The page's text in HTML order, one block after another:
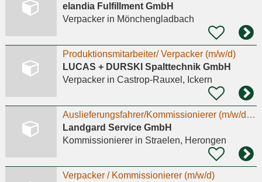
elandia Fulfillment GmbH
Verpackerin Mönchengladbach
Produktionsmitarbeiter/ Verpacker (m/w/d)
LUCAS + DURSKI Spalttechnik GmbH
Verpackerin Castrop-Rauxel, Ickern
Auslieferungsfahrer/Kommissionierer (m/w/d) im Nahverkehr Vollzeit - Kein LKW-Führerschein
Landgard Service GmbH
Kommissioniererin Straelen, Herongen
Verpacker / Kommissionierer (m/w/d)